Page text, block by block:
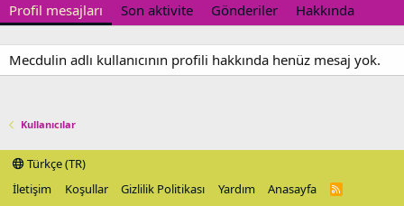
Profil mesajları Son aktivite Gönderiler Hakkında
Mecdulin adlı kullanıcının profili hakkında henüz mesaj yok.
Kullanıcılar
Türkçe (TR)
İletişim
Koşullar Gizlilik Politikası Yardım Anasayfa
R